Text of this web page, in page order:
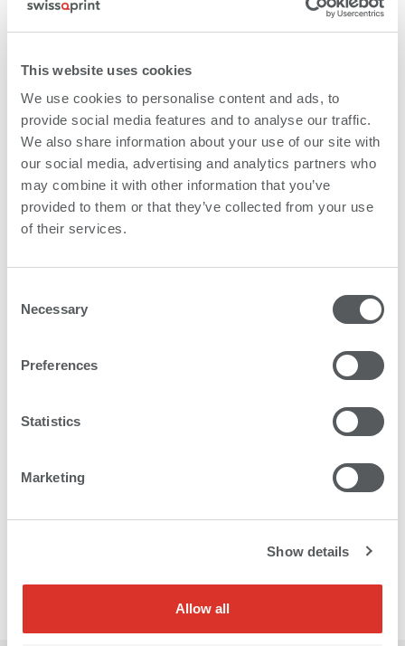
This website uses cookies
We use cookies to personalise content and ads, to
provide social media features and to analyse our traffic.
We also share information about your use of our site with
our social media, advertising and analytics partners who
may combine it with other information that you’ve
provided to them or that they’ve collected from your use
of their services.
Selection
Necessary
Preferences
Statistics
Marketing
Show details
Allow all
Descubrir más
Posibilidades infinitas
Máxima calidad
Fiabilidad absoluta
Manejo sencillo
Productividad impresionante